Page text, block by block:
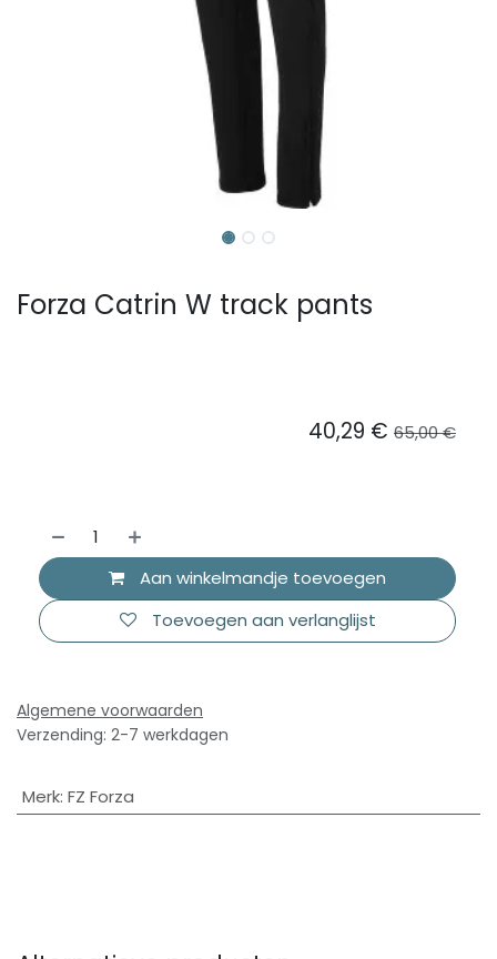
Forza Catrin W track pants
Aan winkelmandje toevoegen
Toevoegen aan verlanglijst
40,29 € 65,00€
Algemene voorwaarden
Verzending: 2-7 werkdagen
Merk: FZ Forza